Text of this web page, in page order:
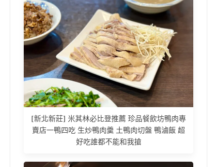
[新北新莊] 米其林必比登推薦 珍品餐飲坊鴨肉專
賣店一鴨四吃 生炒鴨肉羹 土鴨肉切盤 鴨滷飯 超
好吃誰都不能和我搶